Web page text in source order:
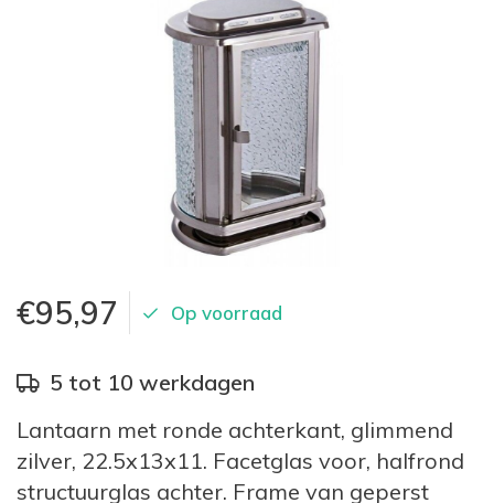
€95,97 Op voorraad
5 tot 10 werkdagen
Lantaarn met ronde achterkant, glimmend
zilver, 22.5x13x11. Facetglas voor, halfrond
structuurglas achter. Frame van geperst